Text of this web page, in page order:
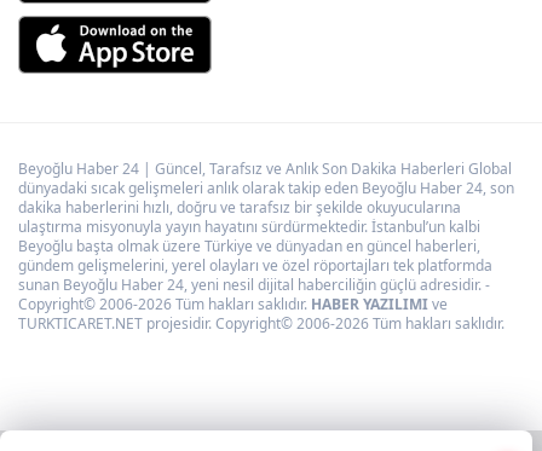
Beyoğlu Haber 24 | Güncel, Tarafsız ve Anlık Son Dakika Haberleri Global
dünyadaki sıcak gelişmeleri anlık olarak takip eden Beyoğlu Haber 24, son
dakika haberlerini hızlı, doğru ve tarafsız bir şekilde okuyucularına
ulaştırma misyonuyla yayın hayatını sürdürmektedir. İstanbul’un kalbi
Beyoğlu başta olmak üzere Türkiye ve dünyadan en güncel haberleri,
gündem gelişmelerini, yerel olayları ve özel röportajları tek platformda
sunan Beyoğlu Haber 24, yeni nesil dijital haberciliğin güçlü adresidir. -
Copyright© 2006-2026 Tüm hakları saklıdır. HABER YAZILIMIve
TURKTICARET.NET projesidir. Copyright© 2006-2026 Tüm hakları saklıdır.